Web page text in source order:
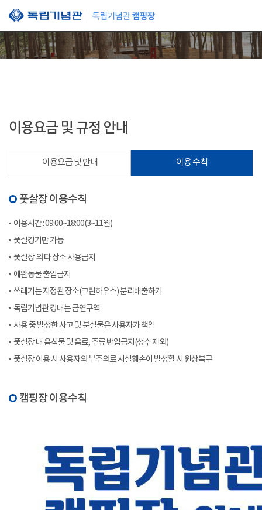
본문 바로가기
이용요금 및 규정 안내
이용요금 및 안내 이용 수칙
풋살장 이용수칙
이용시간 : 09:00~18:00(3~11월)
풋살경기만 가능
풋살장 외 타 장소 사용금지
애완동물 출입금지
쓰레기는 지정된 장소(크린하우스) 분리배출하기
독립기념관 경내는 금연구역
사용 중 발생한 사고 및 분실물은 사용자가 책임
풋살장 내 음식물 및 음료, 주류 반입금지(생수 제외)
풋살장 이용 시 사용자의 부주의로 시설훼손이 발생할 시 원상복구
캠핑장 이용수칙